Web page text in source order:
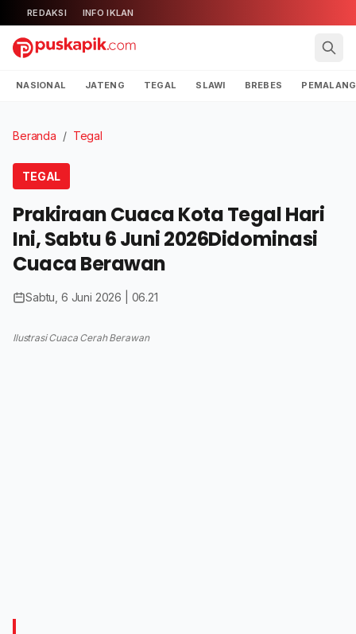
REDAKSI INFO IKLAN
NASIONAL JATENG TEGAL SLAWI BREBES PEMALANG
Beranda / Tegal
TEGAL
Prakiraan Cuaca Kota Tegal Hari
Ini, Sabtu 6 Juni 2026Didominasi
Cuaca Berawan
Sabtu, 6 Juni 2026 | 06.21
Ilustrasi Cuaca Cerah Berawan